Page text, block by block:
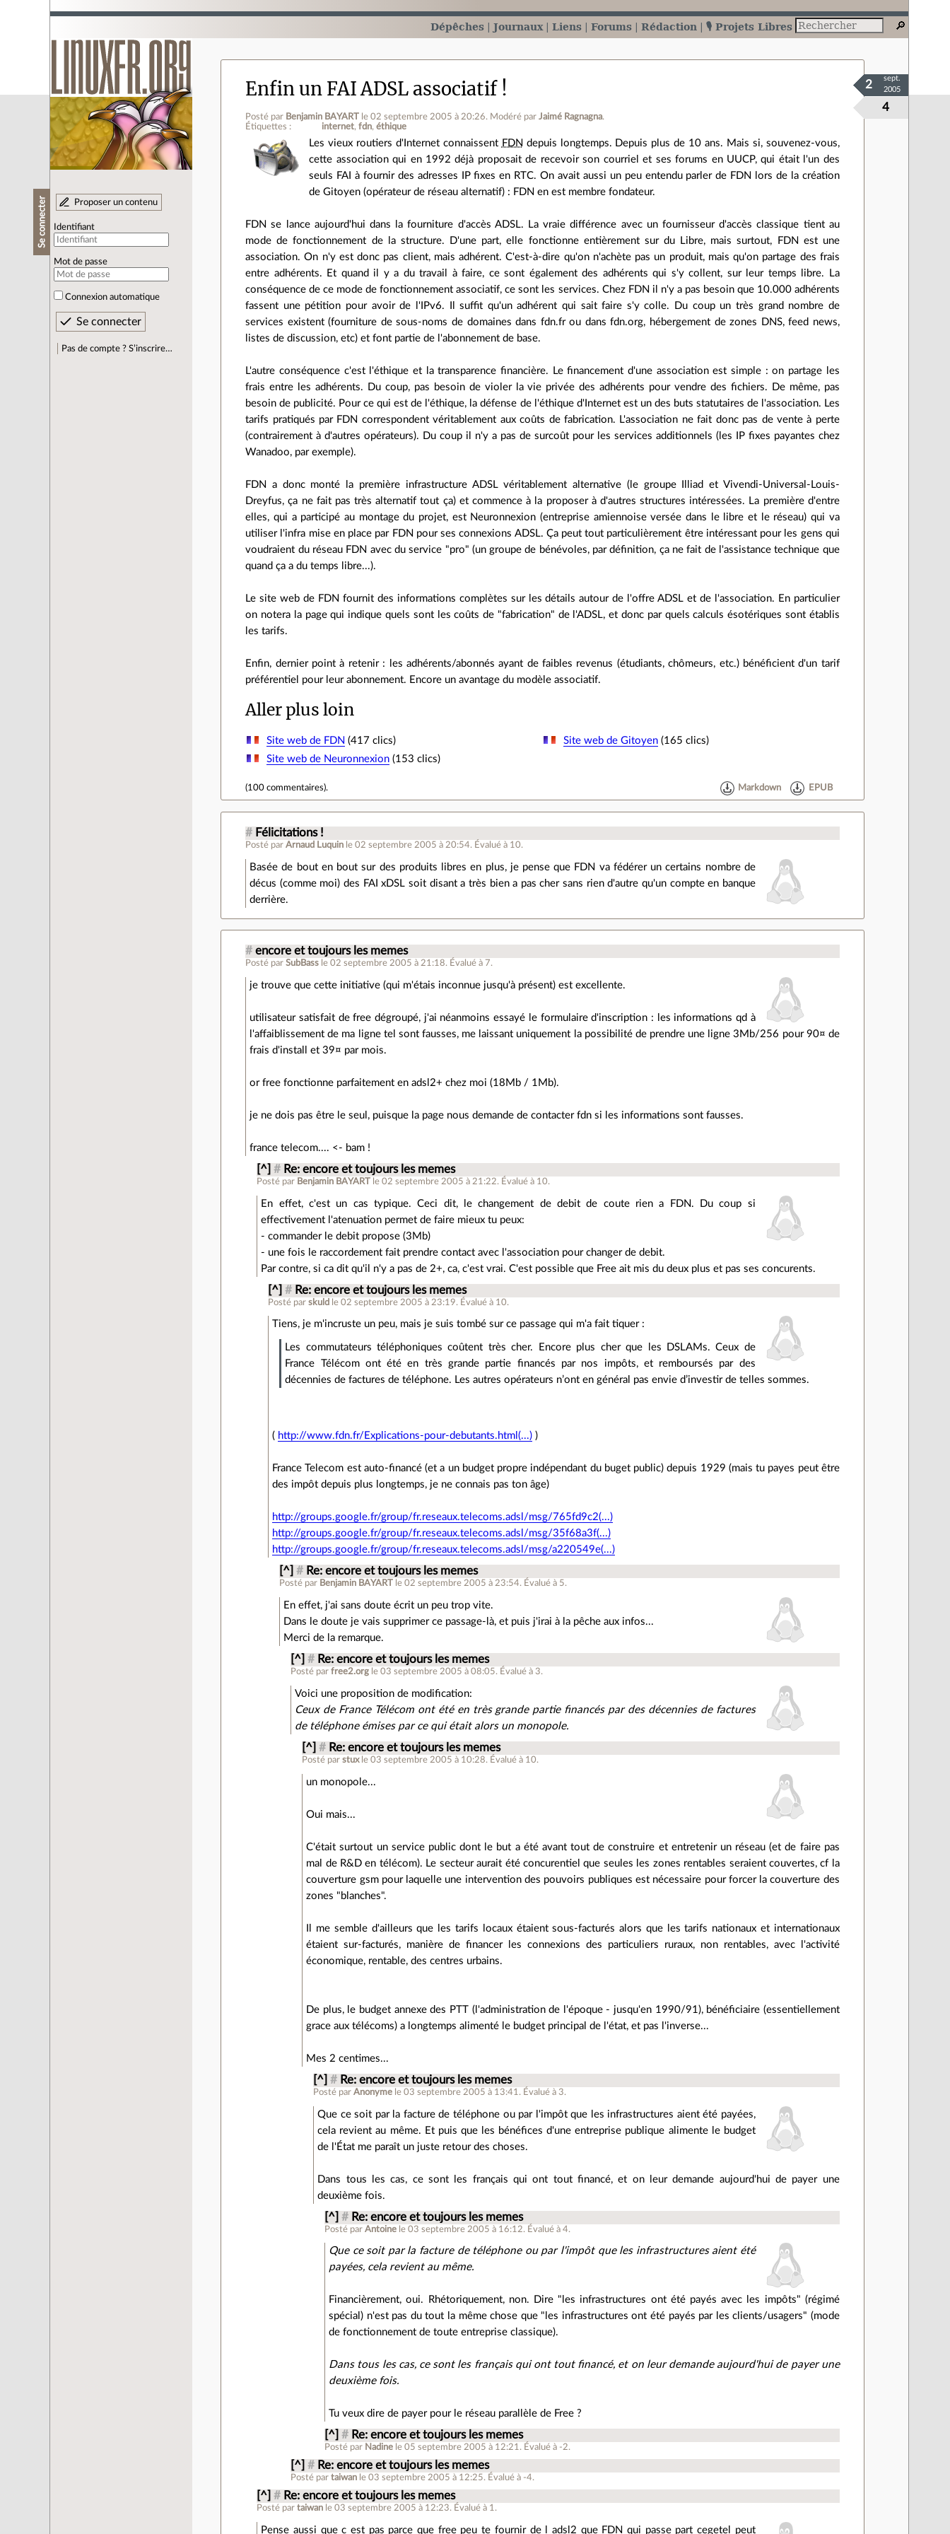
Dépêches Journaux Liens Forums Rédaction 🎙️ Projets Libres
Se connecter Proposer un contenu
Identifiant
Mot de passe
Connexion automatique
Pas de compte ? S’inscrire…
Enfin un FAI ADSL associatif !
Posté par Benjamin BAYART le 02 septembre 2005 à 20:26. Modéré parJaimé Ragnagna.
Étiquettes :
internet fdn éthique
4
2
sept.
2005
Les vieux routiers d'Internet connaissent FDN depuis longtemps. Depuis plus de 10 ans. Mais si, souvenez-vous,
cette association qui en 1992 déjà proposait de recevoir son courriel et ses forums en UUCP, qui était l'un des
seuls FAI à fournir des adresses IP fixes en RTC. On avait aussi un peu entendu parler de FDN lors de la création
de Gitoyen (opérateur de réseau alternatif) : FDN en est membre fondateur.
FDN se lance aujourd'hui dans la fourniture d'accès ADSL. La vraie différence avec un fournisseur d'accès classique tient au
mode de fonctionnement de la structure. D'une part, elle fonctionne entièrement sur du Libre, mais surtout, FDN est une
association. On n'y est donc pas client, mais adhérent. C'est-à-dire qu'on n'achète pas un produit, mais qu'on partage des frais
entre adhérents. Et quand il y a du travail à faire, ce sont également des adhérents qui s'y collent, sur leur temps libre. La
conséquence de ce mode de fonctionnement associatif, ce sont les services. Chez FDN il n'y a pas besoin que 10.000 adhérents
fassent une pétition pour avoir de l'IPv6. Il suffit qu'un adhérent qui sait faire s'y colle. Du coup un très grand nombre de
services existent (fourniture de sous-noms de domaines dans fdn.fr ou dans fdn.org, hébergement de zones DNS, feed news,
listes de discussion, etc) et font partie de l'abonnement de base.
L'autre conséquence c'est l'éthique et la transparence financière. Le financement d'une association est simple : on partage les
frais entre les adhérents. Du coup, pas besoin de violer la vie privée des adhérents pour vendre des fichiers. De même, pas
besoin de publicité. Pour ce qui est de l'éthique, la défense de l'éthique d'Internet est un des buts statutaires de l'association. Les
tarifs pratiqués par FDN correspondent véritablement aux coûts de fabrication. L'association ne fait donc pas de vente à perte
(contrairement à d'autres opérateurs). Du coup il n'y a pas de surcoût pour les services additionnels (les IP fixes payantes chez
Wanadoo, par exemple).
FDN a donc monté la première infrastructure ADSL véritablement alternative (le groupe Illiad et Vivendi-Universal-Louis-
Dreyfus, ça ne fait pas très alternatif tout ça) et commence à la proposer à d'autres structures intéressées. La première d'entre
elles, qui a participé au montage du projet, est Neuronnexion (entreprise amiennoise versée dans le libre et le réseau) qui va
utiliser l'infra mise en place par FDN pour ses connexions ADSL. Ça peut tout particulièrement être intéressant pour les gens qui
voudraient du réseau FDN avec du service "pro" (un groupe de bénévoles, par définition, ça ne fait de l'assistance technique que
quand ça a du temps libre...).
Le site web de FDN fournit des informations complètes sur les détails autour de l'offre ADSL et de l'association. En particulier
on notera la page qui indique quels sont les coûts de "fabrication" de l'ADSL, et donc par quels calculs ésotériques sont établis
les tarifs.
Enfin, dernier point à retenir : les adhérents/abonnés ayant de faibles revenus (étudiants, chômeurs, etc.) bénéficient d'un tarif
préférentiel pour leur abonnement. Encore un avantage du modèle associatif.
Aller plus loin
Site web de FDN (417 clics) Site web de Gitoyen (165 clics)
Site web de Neuronnexion(153 clics)
(100 commentaires). Markdown EPUB
# Félicitations !
Posté parArnaud Luquin le 02 septembre 2005 à 20:54. Évalué à 10.
Basée de bout en bout sur des produits libres en plus, je pense que FDN va fédérer un certains nombre de
décus (comme moi) des FAI xDSL soit disant a très bien a pas cher sans rien d'autre qu'un compte en banque
derrière.
# encore et toujours les memes
Posté parSubBass le 02 septembre 2005 à 21:18. Évalué à7.
je trouve que cette initiative (qui m'étais inconnue jusqu'à présent) est excellente.
utilisateur satisfait de free dégroupé, j'ai néanmoins essayé le formulaire d'inscription : les informations qd à
l'affaiblissement de ma ligne tel sont fausses, me laissant uniquement la possibilité de prendre une ligne 3Mb/256 pour 90¤ de
frais d'install et 39¤ par mois.
or free fonctionne parfaitement en adsl2+ chez moi (18Mb / 1Mb).
je ne dois pas être le seul, puisque la page nous demande de contacter fdn si les informations sont fausses.
france telecom.... <- bam !
[^] # Re: encore et toujours les memes
Posté par Benjamin BAYART le 02 septembre 2005 à 21:22. Évalué à 10.
En effet, c'est un cas typique. Ceci dit, le changement de debit de coute rien a FDN. Du coup si
effectivement l'atenuation permet de faire mieux tu peux:
- commander le debit propose (3Mb)
- une fois le raccordement fait prendre contact avec l'association pour changer de debit.
Par contre, si ca dit qu'il n'y a pas de 2+, ca, c'est vrai. C'est possible que Free ait mis du deux plus et pas ses concurents.
[^] # Re: encore et toujours les memes
Posté parskuld le 02 septembre 2005 à 23:19. Évalué à 10.
Tiens, je m'incruste un peu, mais je suis tombé sur ce passage qui m'a fait tiquer :
Les commutateurs téléphoniques coûtent très cher. Encore plus cher que les DSLAMs. Ceux de
France Télécom ont été en très grande partie financés par nos impôts, et remboursés par des
décennies de factures de téléphone. Les autres opérateurs n’ont en général pas envie d’investir de telles sommes.
( http://www.fdn.fr/Explications-pour-debutants.html(...) )
France Telecom est auto-financé (et a un budget propre indépendant du buget public) depuis 1929 (mais tu payes peut être
des impôt depuis plus longtemps, je ne connais pas ton âge)
http://groups.google.fr/group/fr.reseaux.telecoms.adsl/msg/765fd9c2(...)
http://groups.google.fr/group/fr.reseaux.telecoms.adsl/msg/35f68a3f(...)
http://groups.google.fr/group/fr.reseaux.telecoms.adsl/msg/a220549e(...)
[^] # Re: encore et toujours les memes
Posté par Benjamin BAYART le 02 septembre 2005 à 23:54. Évalué à 5.
En effet, j'ai sans doute écrit un peu trop vite.
Dans le doute je vais supprimer ce passage-là, et puis j'irai à la pêche aux infos...
Merci de la remarque.
[^] # Re: encore et toujours les memes
Posté parfree2.org le 03 septembre 2005 à 08:05. Évalué à 3.
Voici une proposition de modification:
Ceux de France Télécom ont été en très grande partie financés par des décennies de factures
de téléphone émises par ce qui était alors un monopole.
[^] # Re: encore et toujours les memes
Posté parstux le 03 septembre 2005 à 10:28. Évalué à 10.
un monopole...
Oui mais...
C'était surtout un service public dont le but a été avant tout de construire et entretenir un réseau (et de faire pas
mal de R&D en télécom). Le secteur aurait été concurentiel que seules les zones rentables seraient couvertes, cf la
couverture gsm pour laquelle une intervention des pouvoirs publiques est nécessaire pour forcer la couverture des
zones "blanches".
Il me semble d'ailleurs que les tarifs locaux étaient sous-facturés alors que les tarifs nationaux et internationaux
étaient sur-facturés, manière de financer les connexions des particuliers ruraux, non rentables, avec l'activité
économique, rentable, des centres urbains.
De plus, le budget annexe des PTT (l'administration de l'époque - jusqu'en 1990/91), bénéficiaire (essentiellement
grace aux télécoms) a longtemps alimenté le budget principal de l'état, et pas l'inverse...
Mes 2 centimes...
[^] # Re: encore et toujours les memes
Posté parAnonyme le 03 septembre 2005 à 13:41 . Évalué à 3.
Que ce soit par la facture de téléphone ou par l'impôt que les infrastructures aient été payées,
cela revient au même. Et puis que les bénéfices d'une entreprise publique alimente le budget
de l'État me paraît un juste retour des choses.
Dans tous les cas, ce sont les français qui ont tout financé, et on leur demande aujourd'hui de payer une
deuxième fois.
[^] # Re: encore et toujours les memes
Posté parAntoine le 03 septembre 2005 à 16:12. Évalué à4.
Que ce soit par la facture de téléphone ou par l'impôt que les infrastructures aient été
payées, cela revient au même.
Financièrement, oui. Rhétoriquement, non. Dire "les infrastructures ont été payés avec les impôts" (régimé
spécial) n'est pas du tout la même chose que "les infrastructures ont été payés par les clients/usagers" (mode
de fonctionnement de toute entreprise classique).
Dans tous les cas, ce sont les français qui ont tout financé, et on leur demande aujourd'hui de payer une
deuxième fois.
Tu veux dire de payer pour le réseau parallèle de Free ?
[^] # Re: encore et toujours les memes
Posté par Nadine le 05 septembre 2005 à 12:21. Évalué à -2.
[^] # Re: encore et toujours les memes
Posté partaiwan le 03 septembre 2005 à 12:25. Évalué à -4.
[^] # Re: encore et toujours les memes
Posté partaiwan le 03 septembre 2005 à 12:23. Évalué à 1.
Pense aussi que c est pas parce que free peu te fournir de l adsl2 que FDN qui passe part cegetel peut